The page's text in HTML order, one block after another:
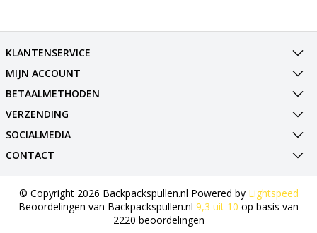
KLANTENSERVICE
MIJN ACCOUNT
BETAALMETHODEN
VERZENDING
SOCIALMEDIA
CONTACT
© Copyright 2026 Backpackspullen.nl Powered by Lightspeed
Beoordelingen van Backpackspullen.nl 9,3 uit 10 op basis van
2220 beoordelingen